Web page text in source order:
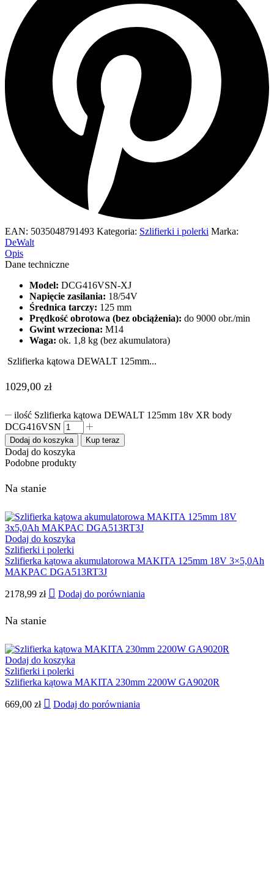
EAN: 5035048791493 Kategoria: Szlifierki i polerki Marka:
DeWalt
Opis
Dane techniczne
Model: DCG416VSN-XJ
Napięcie zasilania: 18/54V
Średnica tarczy: 125 mm
Prędkość obrotowa (bez obciążenia): do 9000 obr./min
Gwint wrzeciona: M14
Waga: ok. 1,8 kg (bez akumulatora)
Szlifierka kątowa DEWALT 125mm...
1029,00 zł
ilość Szlifierka kątowa DEWALT 125mm 18v XR body
DCG416VSN
Dodaj do koszyka Kup teraz
Dodaj do koszyka
Podobne produkty
Na stanie
Dodaj do koszyka
Szlifierki i polerki
Szlifierka kątowa akumulatorowa MAKITA 125mm 18V 3×5,0Ah
MAKPAC DGA513RT3J
2178,99 zł Dodaj do porówniania
Na stanie
Dodaj do koszyka
Szlifierki i polerki
Szlifierka kątowa MAKITA 230mm 2200W GA9020R
669,00 zł Dodaj do porówniania